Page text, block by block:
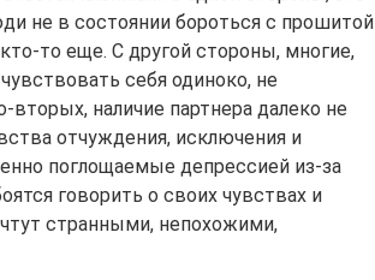
не в состоянии бороться с прошитой
то еще. С другой стороны, многие,
себя одиноко, не
вторых, наличие партнера далеко не
отчуждения, исключения и
поглощаемые депрессией из-за
говорить о своих чувствах и
странными, непохожими,